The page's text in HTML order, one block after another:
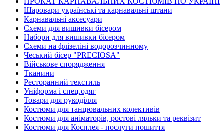
Шаровари українські та карнавальні штани
Карнавальні аксесуари
Схеми для вишивки бісером
Набори для вишивки бісером
Схеми на флізеліні водорозчинному
Чеський бісер "PRECIOSA"
Військове спорядження
Тканини
Ресторанний текстиль
Уніформа і спец.одяг
Товари для рукоділля
Костюми для танцювальних колективів
Костюми для аніматорів, ростові ляльки та реквізит
Костюми для Косплея - послуги пошиття